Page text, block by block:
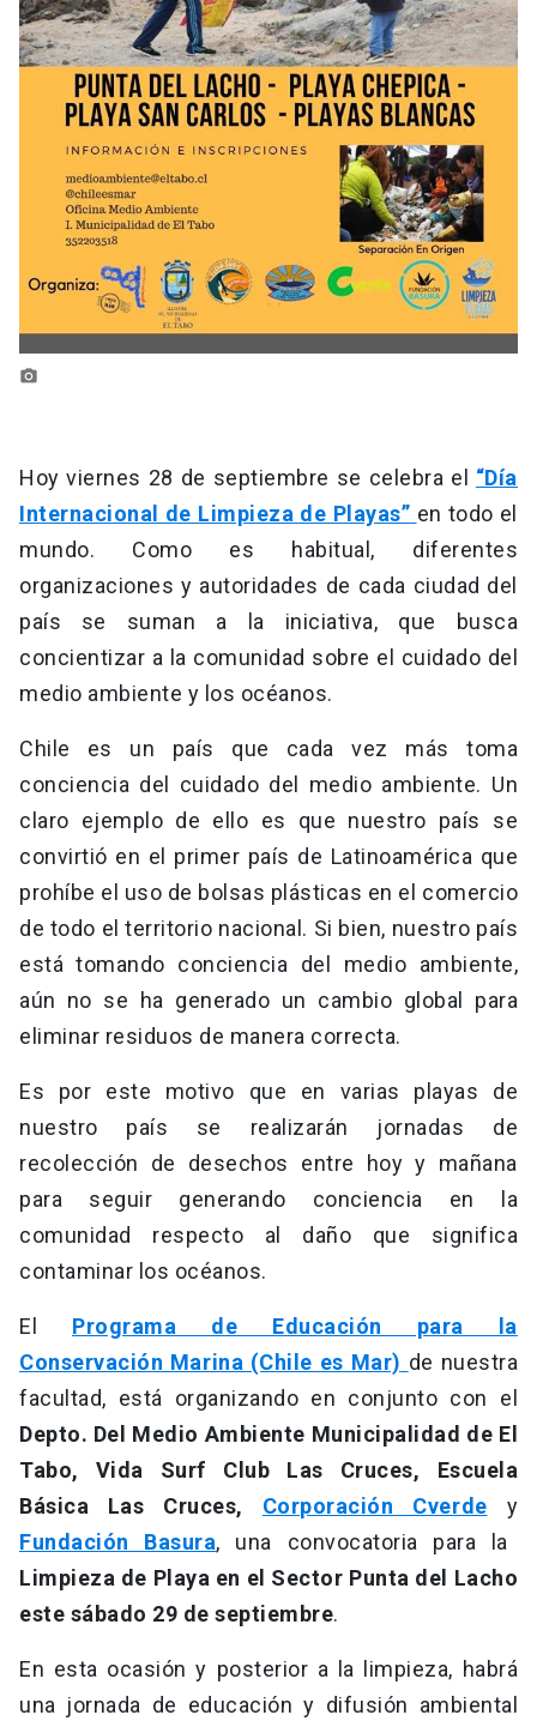
photo_camera
Hoy viernes 28 de septiembre se celebra el “Día
Internacional de Limpieza de Playas” en todo el
mundo. Como es habitual, diferentes
organizaciones y autoridades de cada ciudad del
país se suman a la iniciativa, que busca
concientizar a la comunidad sobre el cuidado del
medio ambiente y los océanos.
Chile es un país que cada vez más toma
conciencia del cuidado del medio ambiente. Un
claro ejemplo de ello es que nuestro país se
convirtió en el primer país de Latinoamérica que
prohíbe el uso de bolsas plásticas en el comercio
de todo el territorio nacional. Si bien, nuestro país
está tomando conciencia del medio ambiente,
aún no se ha generado un cambio global para
eliminar residuos de manera correcta.
Es por este motivo que en varias playas de
nuestro país se realizarán jornadas de
recolección de desechos entre hoy y mañana
para seguir generando conciencia en la
comunidad respecto al daño que significa
contaminar los océanos.
El Programa de Educación para la
Conservación Marina (Chile es Mar) de nuestra
facultad, está organizando en conjunto con el
Depto. Del Medio Ambiente Municipalidad de El
Tabo, Vida Surf Club Las Cruces, Escuela
Básica Las Cruces, Corporación Cverde
y
Fundación Basura, una convocatoria para la
Limpieza de Playa en el Sector Punta del Lacho
este sábado 29 de septiembre.
En esta ocasión y posterior a la limpieza, habrá
una jornada de educación y difusión ambiental